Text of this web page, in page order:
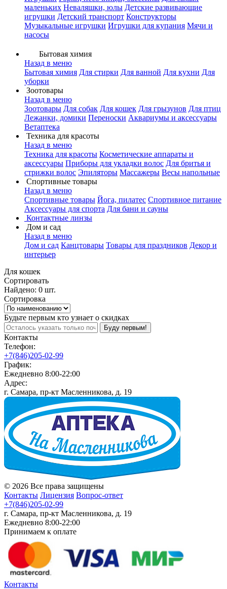
маленьких Неваляшки, юлы Детские развивающие
игрушки Детский транспорт Конструкторы
Музыкальные игрушки Игрушки для купания Мячи и
насосы
Бытовая химия
Назад в меню
Бытовая химия Для стирки Для ванной Для кухни Для
уборки
Зоотовары
Назад в меню
Зоотовары Для собак Для кошек Для грызунов Для птиц
Лежанки, домики Переноски Аквариумы и аксессуары
Ветаптека
Техника для красоты
Назад в меню
Техника для красоты Косметические аппараты и
аксессуары Приборы для укладки волос Для бритья и
стрижки волос Эпиляторы Массажеры Весы напольные
Спортивные товары
Назад в меню
Спортивные товары Йога, пилатес Спортивное питание
Аксессуары для спорта Для бани и сауны
Контактные линзы
Дом и сад
Назад в меню
Дом и сад Канцтовары Товары для праздников Декор и
интерьер
Для кошек
Сортировать
Найдено: 0 шт.
Сортировка
Будьте первым кто узнает о скидках
Буду первым!
Контакты
Телефон:
+7(846)205-02-99
График:
Ежедневно 8:00-22:00
Адрес:
г. Самара, пр-кт Масленникова, д. 19
© 2026 Все права защищены
Контакты Лицензия Вопрос-ответ
+7(846)205-02-99
г. Самара, пр-кт Масленникова, д. 19
Ежедневно 8:00-22:00
Принимаем к оплате
Контакты